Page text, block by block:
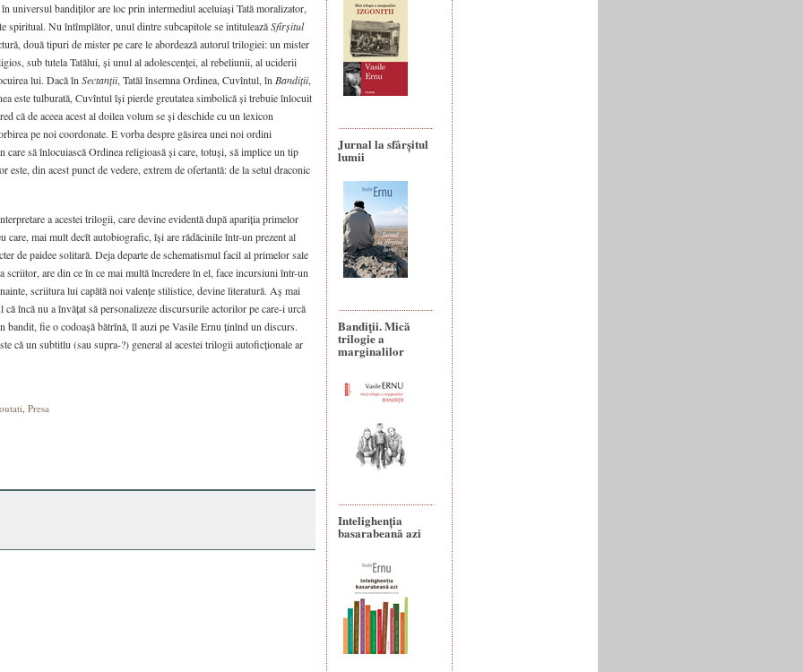
universul bandiților are loc prin intermediul aceluiași Tată moralizator,
spiritual. Nu întîmplător, unul dintre subcapitole se intituleazăSfîrșitul
două tipuri de mister pe care le abordează autorul trilogiei: un mister
sub tutela Tatălui, și unul al adolescenței, al rebeliunii, al uciderii
lui. Dacă în Sectanții, Tatăl însemna Ordinea, Cuvîntul, în Bandiții,
este tulburată, Cuvîntul își pierde greutatea simbolică și trebuie înlocuit
că de aceea acest al doilea volum se și deschide cu un lexicon
pe noi coordonate. E vorba despre găsirea unei noi ordini
care să înlocuiască Ordinea religioasă și care, totuși, să implice un tip
este, din acest punct de vedere, extrem de ofertantă: de la setul draconic
a acestei trilogii, care devine evidentă după apariția primelor
care, mai mult decît autobiografic, își are rădăcinile într-un prezent al
de paidee solitară. Deja departe de schematismul facil al primelor sale
scriitor, are din ce în ce mai multă încredere în el, face incursiuni într-un
scriitura lui capătă noi valențe stilistice, devine literatură. Aș mai
că încă nu a învățat să personalizeze discursurile actorilor pe care-i urcă
bandit, fie o codoașă bătrînă, îl auzi pe Vasile Ernu ținînd un discurs.
că un subtitlu (sau supra-?) general al acestei trilogii autoficționale ar
, Presa
Jurnal la sfârșitul
lumii
Bandiţii. Mică
trilogie a
marginalilor
Intelighenția
basarabeană azi